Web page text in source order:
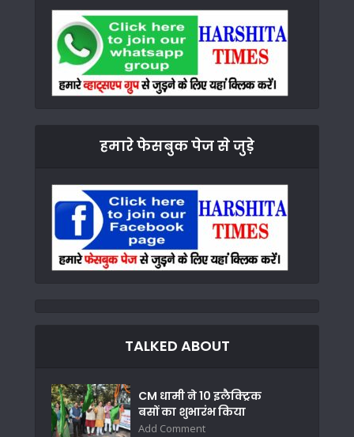
हमारे फेसबुक पेज से जुड़े
TALKED ABOUT
CM धामी ने 10 इलैक्ट्रिक
बसों का शुभारंभ किया
Add Comment